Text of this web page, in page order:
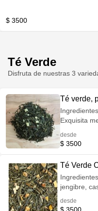
$ 3500
Té Verde
Disfruta de nuestras 3
Té verde,
Exquisita
y dopamina
desde
$ 3500
Té Verde
jengibre,
antioxidante.
desde